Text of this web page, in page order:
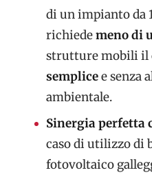
di un impianto da
richiedemeno di
strutture mobili il
semplicee senza
ambientale.
Sinergia perfetta
caso di utilizzo di
fotovoltaico